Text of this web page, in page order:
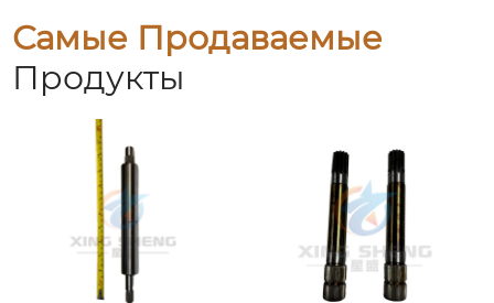
Самые Продаваемые
Продукты